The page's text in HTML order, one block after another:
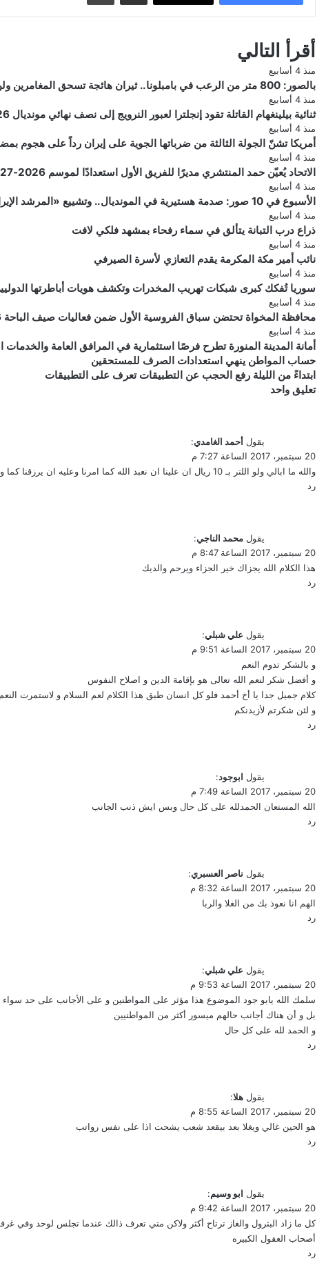
أقرأ التالي
منذ 4 أسابيع
بالصور: 800 متر من الرعب في بامبلونا.. ثيران هائجة تسحق المغامرين ولن تصدق ما يحدث في «حلبة الموت»!
منذ 4 أسابيع
ثنائية بيلينغهام القاتلة تقود إنجلترا لعبور النرويج إلى نصف نهائي مونديال 2026
منذ 4 أسابيع
أمريكا تشنّ الجولة الثالثة من ضرباتها الجوية على إيران رداً على هجوم
منذ 4 أسابيع
الاتحاد يُعيّن حمد المنتشري مديرًا للفريق الأول استعدادًا لموسم 2026-2027
منذ 4 أسابيع
الأسبوع في 10 صور: صدمة هستيرية في المونديال.. وتشييع «المرشد الإيراني» يشعل العالم
منذ 4 أسابيع
ذراع درب التبانة يتألق في سماء رفحاء بمشهد فلكي لافت
منذ 4 أسابيع
نائب أمير مكة المكرمة يقدم التعازي لأسرة الصيرفي
منذ 4 أسابيع
سوريا تُفكك كبرى شبكات تهريب المخدرات وتكشف هويات أباطرتها
منذ 4 أسابيع
محافظة المخواة تحتضن سباق الفروسية الأول ضمن فعاليات صيف الباحة 2026
منذ 4 أسابيع
أمانة المدينة المنورة تطرح فرصًا استثمارية في المرافق العامة والخدمات
حساب
المواطن
ينهي
حساب المواطن ينهي استعدادات الصرف للمستحقين
ابتداءً
من
التطبيقات
تعرف
على
ابتداءً من الليلة رفع الحجب عن التطبيقات تعرف على التطبيقات
تعليق واحد
يقول أحمد الغامدي:
20 سبتمبر، 2017 الساعة 7:27 م
والله ما ابالي ولو اللتر بـ 10 ريال ان علينا ان نعبد الله كما امرنا وعليه ان يرزقنا كما وعدنا .
رد
يقول محمد الناجي:
20 سبتمبر، 2017 الساعة 8:47 م
هذا الكلام الله يجزاك خير الجزاء ويرحم والديك
رد
يقول علي شبلي:
20 سبتمبر، 2017 الساعة 9:51 م
و بالشكر تدوم النعم
و أفضل شكر لنعم الله تعالى هو بإقامة الدين و اصلاح النفوس
كلام جميل جدا يا أخ أحمد فلو كل انسان طبق هذا الكلام لعم السلام و لاستمرت
و لئن شكرتم لأزيدنكم
رد
يقول ابوجود:
20 سبتمبر، 2017 الساعة 7:49 م
الله المستعان الحمدلله على كل حال وبس ايش ذنب الجانب
رد
يقول ناصر العسبري:
20 سبتمبر، 2017 الساعة 8:32 م
الهم انا نعوذ بك من الغلا والربا
رد
يقول علي شبلي:
20 سبتمبر، 2017 الساعة 9:53 م
سلمك الله يابو جود الموضوع هذا مؤثر على المواطنين و على الأجانب على حد سواء
بل و أن هناك أجانب حالهم ميسور أكثر من المواطنيين
و الحمد لله على كل حال
رد
يقول هلا:
20 سبتمبر، 2017 الساعة 8:55 م
هو الحين غالي ويغلا بعد بيقعد شعب يشحت اذا على نفس رواتب
رد
يقول ابو وسيم:
20 سبتمبر، 2017 الساعة 9:42 م
كل ما زاد البترول والغاز ترتاح أكثر ولاكن متي تعرف ذالك عندما تجلس لوحد وفي
أصحاب العقول الكبيره
رد